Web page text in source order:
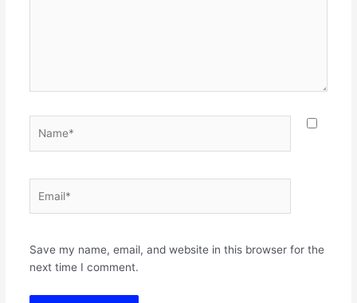
Save my name, email, and website in this browser for the
next time I comment.